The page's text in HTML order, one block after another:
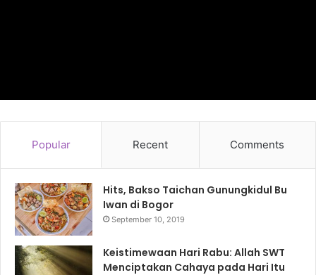
Popular Recent Comments
Hits, Bakso Taichan Gunungkidul Bu
Iwan di Bogor
September 10, 2019
Keistimewaan Hari Rabu: Allah SWT
Menciptakan Cahaya pada Hari Itu